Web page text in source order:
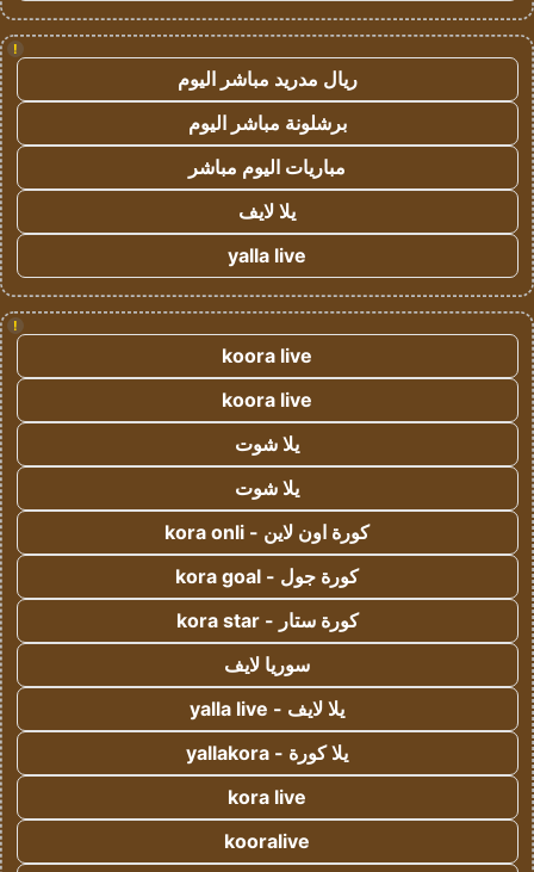
!
ريال مدريد مباشر اليوم
برشلونة مباشر اليوم
مباريات اليوم مباشر
يلا لايف
yalla live
!
koora live
koora live
يلا شوت
يلا شوت
كورة اون لاين - kora onli
كورة جول - kora goal
كورة ستار - kora star
سوريا لايف
يلا لايف - yalla live
يلا كورة - yallakora
kora live
kooralive